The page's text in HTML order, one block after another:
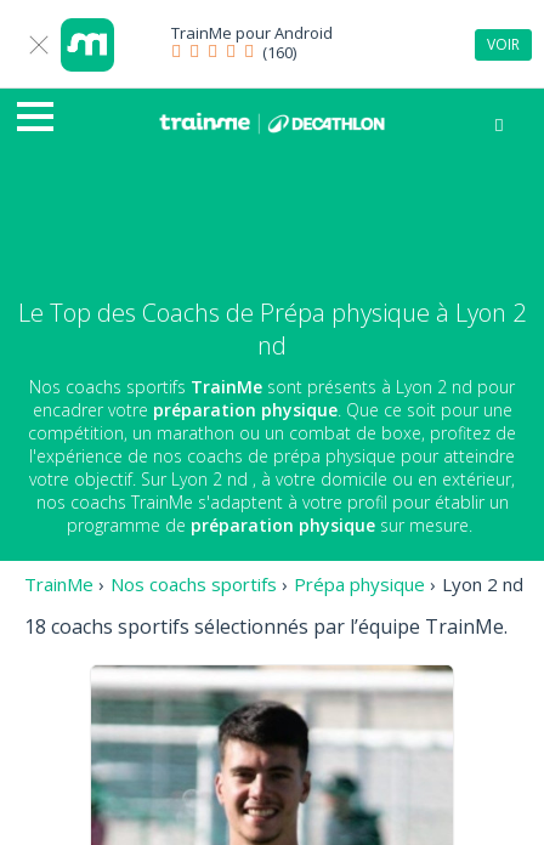
TrainMe pourAndroid
(160)
VOIR
Le Top des Coachs de Prépa physique à Lyon 2
nd
Nos coachs sportifs TrainMe sont présents à Lyon 2 nd pour
encadrer votre préparation physique. Que ce soit pour une
compétition, un marathon ou un combat de boxe, profitez de
l'expérience de nos coachs de prépa physique pour atteindre
votre objectif. Sur Lyon 2 nd , à votre domicile ou en extérieur,
nos coachs TrainMe s'adaptent à votre profil pour établir un
programme de préparation physique sur mesure.
TrainMe › Nos coachs sportifs › Prépa physique › Lyon 2 nd
18 coachs sportifs sélectionnés par l’équipe TrainMe.